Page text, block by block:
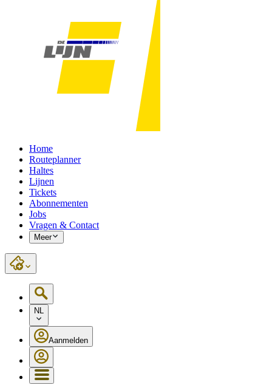
Home
Routeplanner
Haltes
Lijnen
Tickets
Abonnementen
Jobs
Vragen & Contact
Meer
NL
Aanmelden